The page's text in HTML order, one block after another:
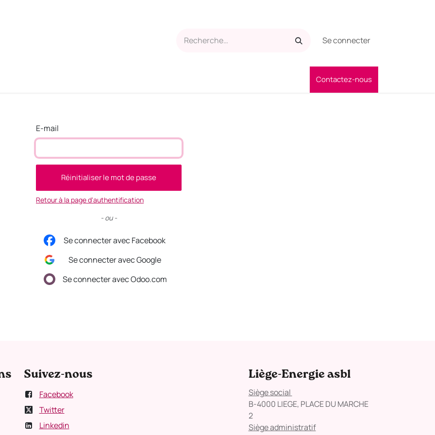
Se connecter
Contactez-nous
E-mail
Réinitialiser le mot de passe
Retour à la page d'authentification
- ou -
Se connecter avec Facebook
Se connecter avec Google
Se connecter avec Odoo.com
Suivez-nous
Facebook
Twitter
Linkedin
Liège-Energie asbl
Siège social
B-4000 LIEGE, PLACE DU MARCHE
2
Siège administratif